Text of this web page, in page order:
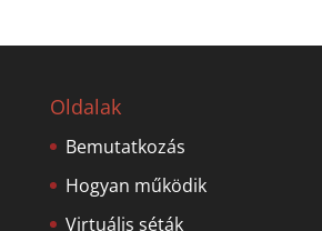
Oldalak
Bemutatkozás
Hogyan működik
Virtuális séták